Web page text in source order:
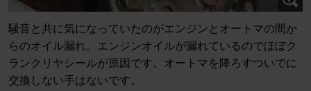
騒音と共に気になっていたのがエンジンとオートマの間か
らのオイル漏れ。エンジンオイルが漏れているのでほぼク
ランクリヤシールが原因です。オートマを降ろすついでに
交換しない手はないです。